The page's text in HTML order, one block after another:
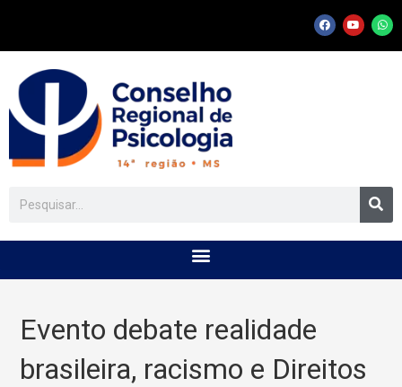
Evento debate realidade
brasileira, racismo e Direitos